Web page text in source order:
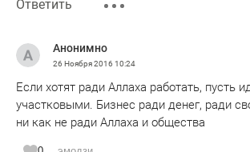
Ответить
Анонимно
26 Ноября 2016 10:24
Если хотят ради Аллаха работать, пусть
участковыми. Бизнес ради денег, ради
ни как не ради Аллаха и общества